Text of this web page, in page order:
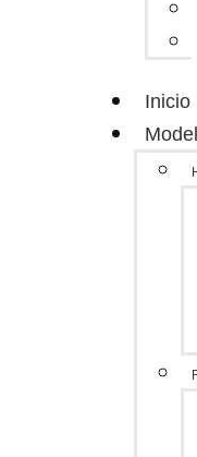
Inicio